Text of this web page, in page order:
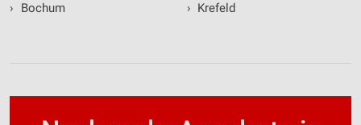
›
Bochum
› Krefeld